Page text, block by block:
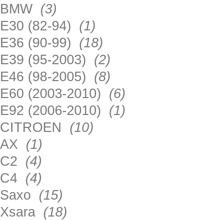
BMW (3)
E30 (82-94) (1)
E36 (90-99) (18)
E39 (95-2003) (2)
E46 (98-2005) (8)
E60 (2003-2010) (6)
E92 (2006-2010) (1)
CITROEN (10)
AX (1)
C2 (4)
C4 (4)
Saxo (15)
Xsara (18)